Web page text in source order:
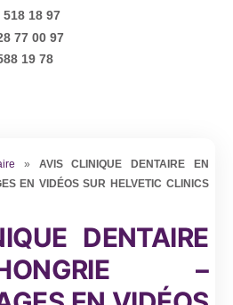
518 18 97
77 00 97
19 78
» AVIS CLINIQUE DENTAIRE EN
EN VIDÉOS SUR HELVETIC CLINICS
DENTAIRE
–